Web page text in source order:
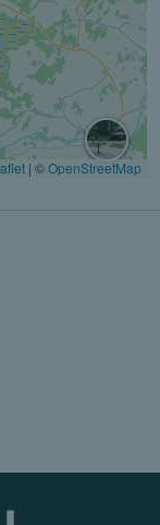
| ©OpenStreetMap